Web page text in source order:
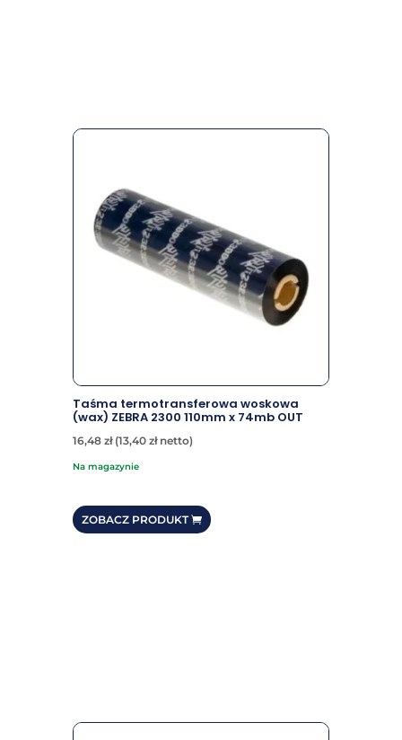
Taśma termotransferowa woskowa
(wax) ZEBRA 2300 110mm x 74mb OUT
16,48 zł (13,40 złnetto)
na magazynie
ZOBACZ PRODUKT